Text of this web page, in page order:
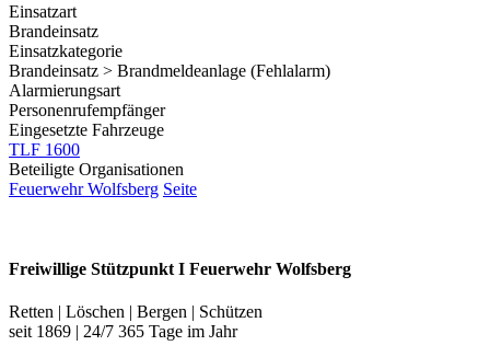
Einsatzart
Brandeinsatz
Einsatzkategorie
Brandeinsatz > Brandmeldeanlage (Fehlalarm)
Alarmierungsart
Personenrufempfänger
Eingesetzte Fahrzeuge
TLF 1600
Beteiligte Organisationen
Feuerwehr Wolfsberg Seite
Freiwillige Stützpunkt I Feuerwehr Wolfsberg
Retten | Löschen | Bergen | Schützen
seit 1869 | 24/7 365 Tage im Jahr